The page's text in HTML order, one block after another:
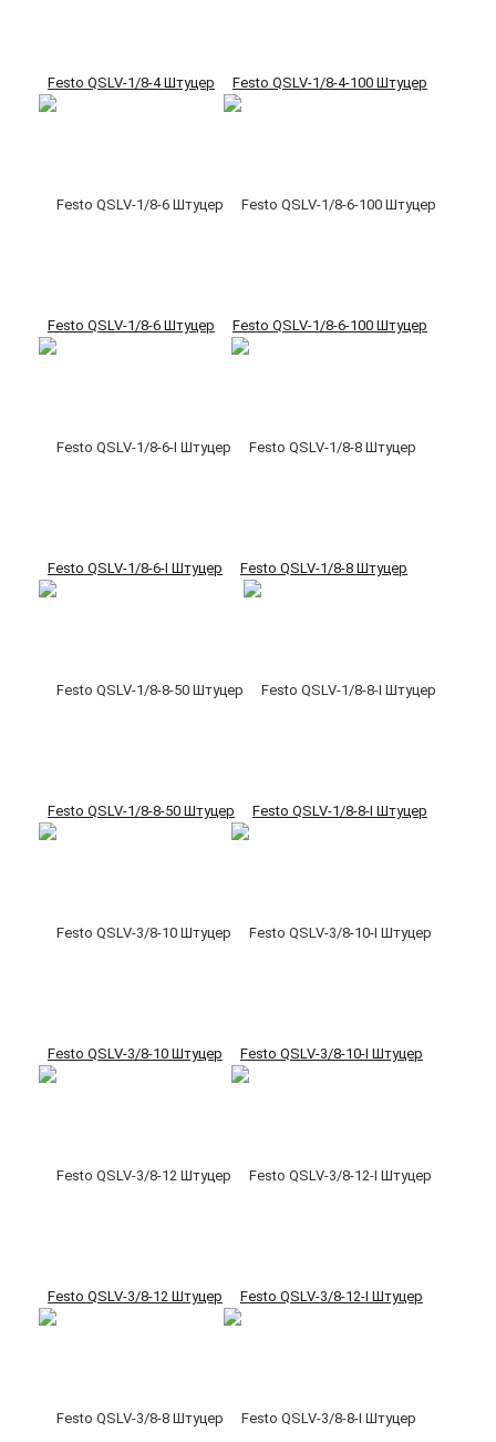
Festo QSLV-1/8-4 Штуцер Festo QSLV-1/8-4-100 Штуцер
Festo QSLV-1/8-6 Штуцер Festo QSLV-1/8-6-100 Штуцер
Festo QSLV-1/8-6-I Штуцер Festo QSLV-1/8-8 Штуцер
Festo QSLV-1/8-8-50 Штуцер Festo QSLV-1/8-8-I Штуцер
Festo QSLV-3/8-10 Штуцер Festo QSLV-3/8-10-I Штуцер
Festo QSLV-3/8-12 Штуцер Festo QSLV-3/8-12-I Штуцер